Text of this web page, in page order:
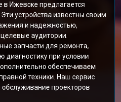
Ижевске предлагается
устройства известны своим
и надежностью,
аудитории.
запчасти для ремонта,
диагностику при условии
обеспечиваем
техники. Наш сервис
обслуживание проекторов